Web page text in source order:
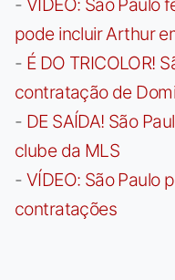
- VÍDEO: São Paulo
pode incluir Arthur
- É DO TRICOLOR!
contratação de
- DE SAÍDA! São
clube da MLS
- VÍDEO: São Paulo
contratações